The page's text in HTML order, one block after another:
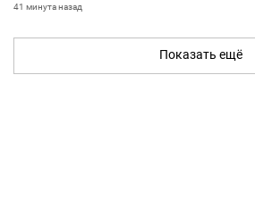
41 минута назад
Показать ещё